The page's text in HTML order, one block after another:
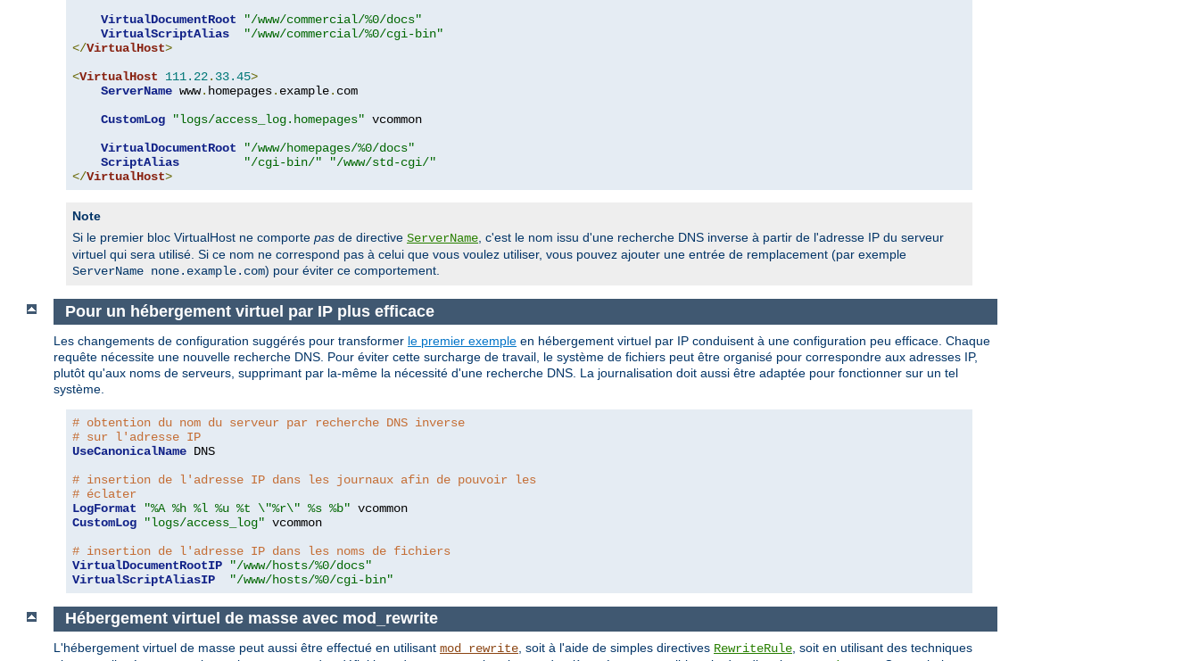
VirtualDocumentRoot
"/www/commercial/%0/docs"
VirtualScriptAlias
"/www/commercial/%0/cgi-bin"
</VirtualHost>
<VirtualHost 111.22. 33.45>
ServerName www. homepages. example. com
CustomLog
"logs/access_log.homepages" vcommon
VirtualDocumentRoot
"/www/homepages/%0/docs"
ScriptAlias
"/cgi-bin/"
"/www/std-cgi/"
</VirtualHost>
Note
Si le premier bloc VirtualHost ne comporte pas de directive ServerName, c'est le nom issu d'une recherche DNS inverse à partir de l'adresse IP du serveur
virtuel qui sera utilisé. Si ce nom ne correspond pas à celui que vous voulez utiliser, vous pouvez ajouter une entrée de remplacement (par exemple
ServerName none.example.com) pour éviter ce comportement.
Pour un hébergement virtuel par IP plus efficace
Les changements de configuration suggérés pour transformer le premier exemple en hébergement virtuel par IP conduisent à une configuration peu efficace. Chaque
requête nécessite une nouvelle recherche DNS. Pour éviter cette surcharge de travail, le système de fichiers peut être organisé pour correspondre aux adresses IP,
plutôt qu'aux noms de serveurs, supprimant par la-même la nécessité d'une recherche DNS. La journalisation doit aussi être adaptée pour fonctionner sur un tel
système.
# obtention du nom du serveur par recherche DNS inverse
# sur l'adresse IP
UseCanonicalName DNS
# insertion de l'adresse IP dans les journaux afin de pouvoir les
# éclater
LogFormat
"%A %h %l %u %t \"%r\" %s %b"
CustomLog
"logs/access_log" vcommon
# insertion de l'adresse IP dans les noms de fichiers
VirtualDocumentRootIP
"/www/hosts/%0/docs"
VirtualScriptAliasIP
"/www/hosts/%0/cgi-bin"
Hébergement virtuel de masse avec mod_rewrite
L'hébergement virtuel de masse peut aussi être effectué en utilisant mod_rewrite , soit à l'aide de simples directives RewriteRule , soit en utilisant des techniques